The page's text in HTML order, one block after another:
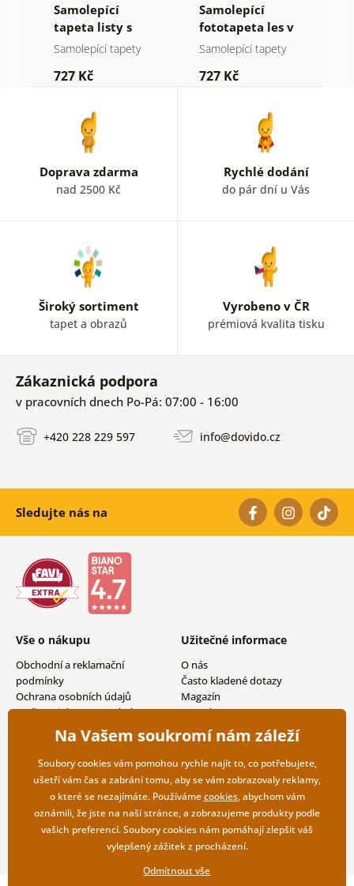
Samolepící
tapeta listy s
pastelovým
Samolepící tapety
727 Kč
Samolepící
fototapeta les v
mlze
Samolepící tapety
727 Kč
Doprava zdarma
nad 2500 Kč
Rychlé dodání
do pár dní u Vás
Široký sortiment
tapet a obrazů
Vyrobeno v ČR
prémiová kvalita tisku
Zákaznická podpora
v pracovních dnech Po-Pá: 07:00 - 16:00
+420 228 229 597 info@dovido.cz
Sledujte nás na
Vše o nákupu
Obchodní a reklamační
podmínky
Ochrana osobních údajů
Možnosti dopravy a platby
Vrácení zboží
Užitečné informace
O nás
Často kladené dotazy
Magazín
Kontakty
Velkoobchodní spolupráce
Na Vašem soukromí nám záleží
Soubory cookies vám pomohou rychle najít to, co potřebujete,
ušetří vám čas a zabrání tomu, aby se vám zobrazovaly reklamy,
o které se nezajímáte. Používámecookies, abychom vám
oznámili, že jste na naší stránce, a zobrazujeme produkty podle
vašich preferencí. Soubory cookies nám pomáhají zlepšit váš
vylepšený zážitek z procházení.
Odmítnout vše